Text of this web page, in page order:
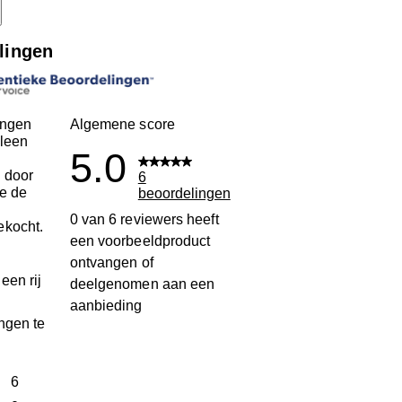
door
de
rij
te
6
Algemene score
5.0
6
beoordelingen
0 van 6 reviewers heeft
een voorbeeldproduct
ontvangen of
deelgenomen aan een
aanbieding